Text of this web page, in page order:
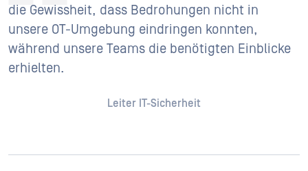
die Gewissheit, dass Bedrohungen nicht in
unsere OT-Umgebung eindringen konnten,
während unsere Teams die benötigten Einblicke
erhielten.
Leiter IT-Sicherheit